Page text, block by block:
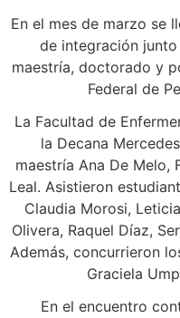
En el mes de marzo se
de integración
maestría, doctorado y
Federal de
La Facultad de
la Decana
maestría Ana De Melo,
Leal. Asistieron
Claudia Morosi,
Olivera, Raquel Díaz,
Además, concurrieron
Graciela
En el encuentro